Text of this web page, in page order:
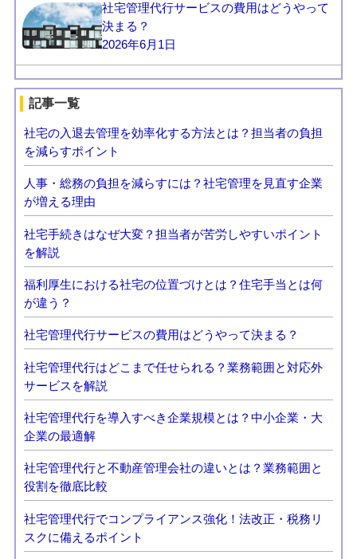
社宅管理代行サービスの費用はどうやって
決まる？
2026年6月1日
記事一覧
社宅の入退去管理を効率化する方法とは？担当者の負担
を減らすポイント
人事・総務の負担を減らすには？社宅管理を見直す企業
が増える理由
社宅手続きはなぜ大変？担当者が苦労しやすいポイント
を解説
福利厚生における社宅の位置づけとは？住宅手当とは何
が違う？
社宅管理代行サービスの費用はどうやって決まる？
社宅管理代行はどこまで任せられる？業務範囲と対応外
サービスを解説
社宅管理代行を導入すべき企業規模とは？中小企業・大
企業の最適解
社宅管理代行と不動産管理会社の違いとは？業務範囲と
役割を徹底比較
社宅管理代行でコンプライアンス強化！法改正・税務リ
スクに備えるポイント